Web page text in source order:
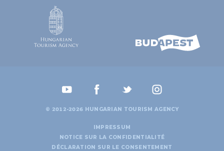
© 2012-2026 HUNGARIAN TOURISM AGENCY
IMPRESSUM
NOTICE SUR LA CONFIDENTIALITÉ
DÉCLARATION SUR LE CONSENTEMENT